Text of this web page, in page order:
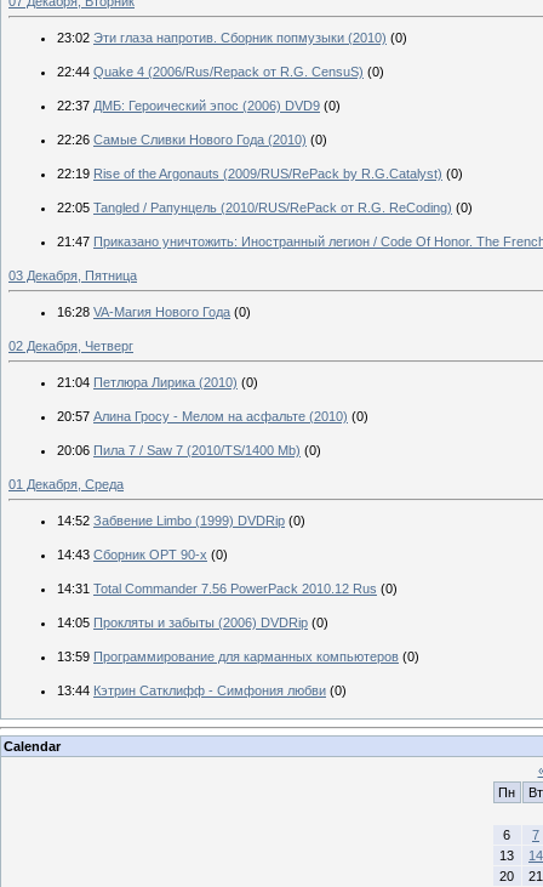
23:02 Эти глаза напротив. Сборник попмузыки (2010) (0)
22:44 Quake 4 (2006/Rus/Repack от R.G. CensuS) (0)
22:37 ДМБ: Героический эпос (2006) DVD9 (0)
22:26 Самые Сливки Нового Года (2010) (0)
22:19 Rise of the Argonauts (2009/RUS/RePack by R.G.Catalyst) (0)
22:05 Tangled / Рапунцель (2010/RUS/RePack от R.G. ReCoding) (0)
21:47 Приказано уничтожить: Иностранный легион / Code Of Honor. The
03 Декабря, Пятница
16:28 VA-Магия Нового Года (0)
02 Декабря, Четверг
21:04 Петлюра Лирика (2010) (0)
20:57 Алина Гросу - Мелом на асфальте (2010) (0)
20:06 Пила 7 / Saw 7 (2010/TS/1400 Mb) (0)
01 Декабря, Среда
14:52 Забвение Limbo (1999) DVDRip (0)
14:43 Сборник ОРТ 90-х (0)
14:31 Total Commander 7.56 PowerPack 2010.12 Rus (0)
14:05 Прокляты и забыты (2006) DVDRip (0)
13:59 Программирование для карманных компьютеров (0)
13:44 Кэтрин Сатклифф - Симфония любви (0)
Calendar
Пн
Вт
6
7
13
14
20
21